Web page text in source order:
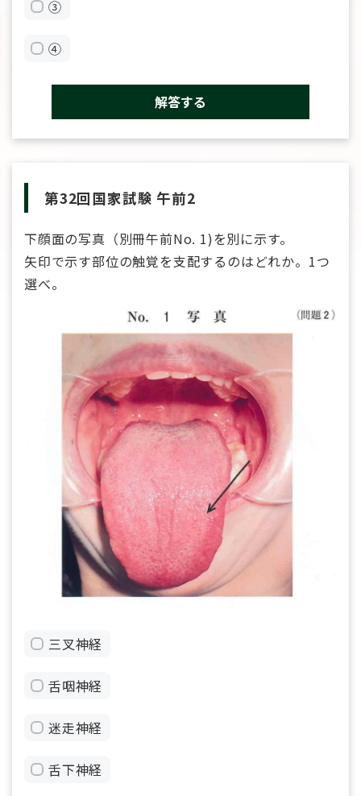
③
④
解答する
第32回国家試験 午前2
下顔面の写真（別冊午前No. 1)を別に示す。
矢印で示す部位の触覚を支配するのはどれか。1つ
選べ。
三叉神経
舌咽神経
迷走神経
舌下神経